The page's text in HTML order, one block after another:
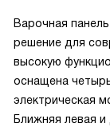
Варочная
решение для
высокую
оснащена
электрическая
Ближняя левая